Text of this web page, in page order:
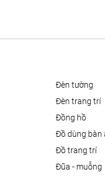
đèn tường
đèn trang trí
đồng hồ
đồ dùng bàn
đồ trang trí
đũa - muỗng